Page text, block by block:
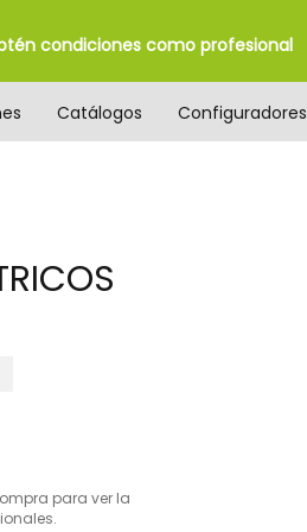
condiciones como profesional
Catálogos Configuradores
para ver la